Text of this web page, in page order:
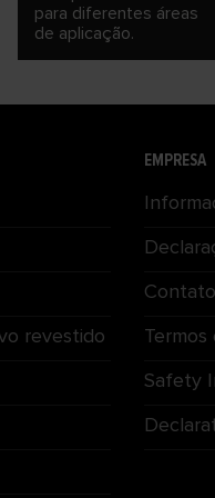
para diferentes áreas
de aplicação.
revestido
EMPRESA
Contato
Termos
Safety